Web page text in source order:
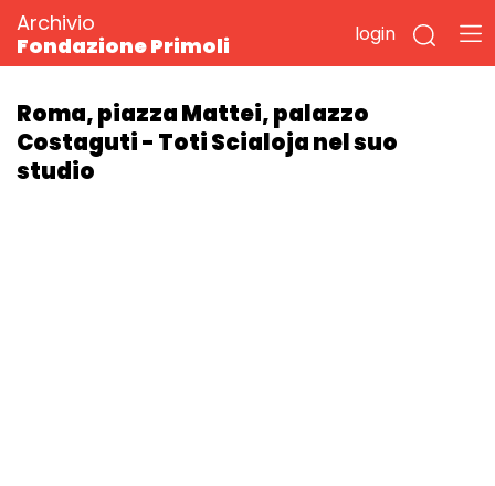
Archivio
Fondazione Primoli
login
Roma, piazza Mattei, palazzo
Costaguti - Toti Scialoja nel suo
studio